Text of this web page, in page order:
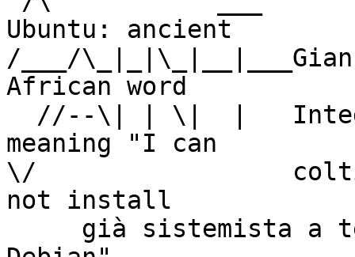
Ubuntu: ancient
/___/
African word
meaning "I can
\/
not install